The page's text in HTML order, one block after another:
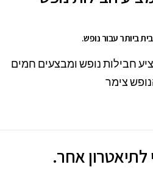
ביותר עבור נופש.
חבילות נופש ומבצעים חמים
צימר
לתיאטרון אחר.